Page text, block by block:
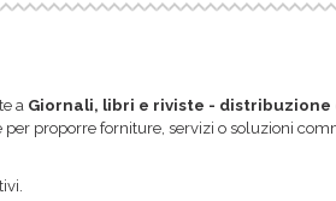
a Giornali, libri e riviste - distribuzione
per proporre forniture, servizi o soluzioni